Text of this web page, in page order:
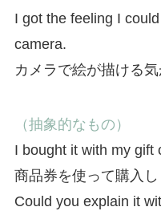
I got the feeling I
camera.
カメラで絵が描ける
（抽象的なもの）
I bought it with my gift
商品券を使って購入し
Could you explain it